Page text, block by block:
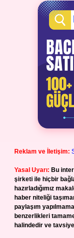
Reklam ve İletişim:
Yasal Uyarı: Bu
şirketi ile hiçbir
hazırladığımız
haber niteliği
paylaşım
benzerlikleri
halindedir ve